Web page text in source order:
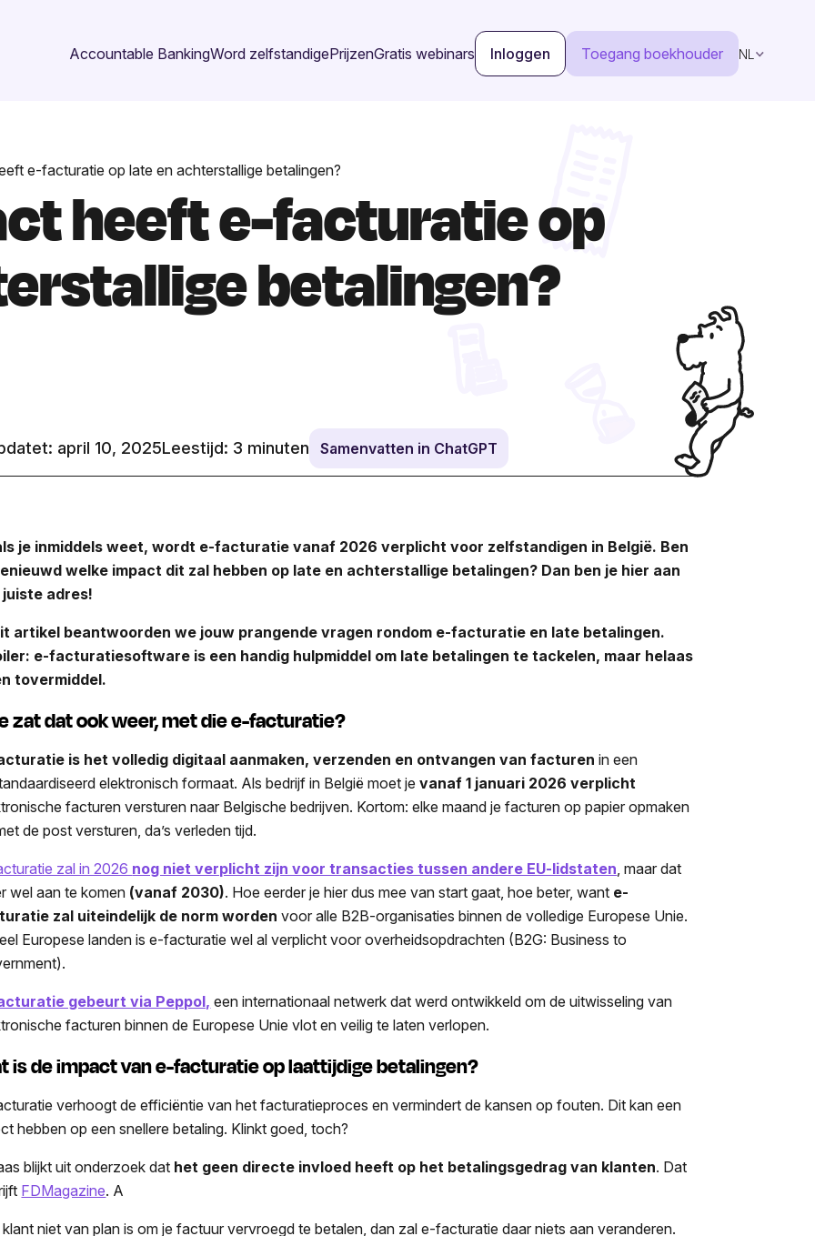
Accountable BankingWord zelfstandigePrijzenGratis webinars Inloggen Toegang boekhouder NL
e-facturatie op late en achterstallige betalingen?
heeft e-facturatie op
betalingen?
april 10, 2025Leestijd: 3 minuten Samenvatten in ChatGPT
je inmiddels weet, wordt e-facturatie vanaf 2026 verplicht voor zelfstandigen in België. Ben
welke impact dit zal hebben op late en achterstallige betalingen? Dan ben je hier aan
adres!
artikel beantwoorden we jouw prangende vragen rondom e-facturatie en late betalingen.
e-facturatiesoftware is een handig hulpmiddel om late betalingen te tackelen, maar helaas
tovermiddel.
zat dat ook weer, met die e-facturatie?
is het volledig digitaal aanmaken, verzenden en ontvangen van facturenin een
elektronisch formaat. Als bedrijf in België moet jevanaf 1 januari 2026 verplicht
facturen versturen naar Belgische bedrijven. Kortom: elke maand je facturen op papier opmaken
de post versturen, da’s verleden tijd.
zal in 2026 nog niet verplicht zijn voor transacties tussen andere EU-lidstaten , maar dat
wel aan te komen (vanaf 2030). Hoe eerder je hier dus mee van start gaat, hoe beter, want e-
zal uiteindelijk de norm wordenvoor alle B2B-organisaties binnen de volledige Europese Unie.
Europese landen is e-facturatie wel al verplicht voor overheidsopdrachten (B2G: Business to
gebeurt via Peppol, een internationaal netwerk dat werd ontwikkeld om de uitwisseling van
facturen binnen de Europese Unie vlot en veilig te laten verlopen.
is de impact van e-facturatie op laattijdige betalingen?
verhoogt de efficiëntie van het facturatieproces en vermindert de kansen op fouten. Dit kan een
hebben op een snellere betaling. Klinkt goed, toch?
blijkt uit onderzoek dat het geen directe invloed heeft op het betalingsgedrag van klanten. Dat
FDMagazine. A
klant niet van plan is om je factuur vervroegd te betalen, dan zal e-facturatie daar niets aan veranderen.